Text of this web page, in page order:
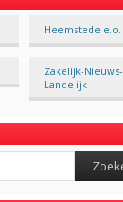
Heemstede e.o.
Zakelijk-Nieuws-
Landelijk